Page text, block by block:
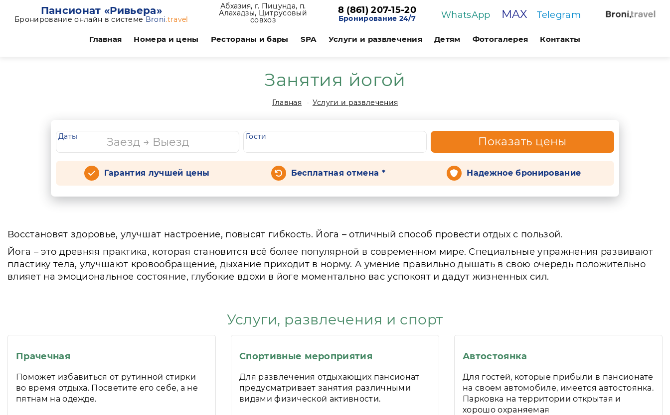
Пансионат «Ривьера»
Бронирование онлайн в системе Broni.travel
Абхазия, г. Пицунда, п.
Алахадзы, Цитрусовый
совхоз
8 (861) 207-15-20
Бронирование 24/7 WhatsApp MAX Telegram
Главная Номера и цены Рестораны и бары SPA Услуги и развлечения Детям Фотогалерея Контакты
Занятия йогой
Главная Услуги и развлечения
Даты Гости Показать цены
Гарантия лучшей цены Бесплатная отмена * Надежное бронирование
Восстановят здоровье, улучшат настроение, повысят гибкость. Йога – отличный способ провести отдых с пользой.
Йога – это древняя практика, которая становится всё более популярной в современном мире. Специальные упражнения развивают
пластику тела, улучшают кровообращение, дыхание приходит в норму. А умение правильно дышать в свою очередь положительно
влияет на эмоциональное состояние, глубокие вдохи в йоге моментально вас успокоят и дадут жизненных сил.
Услуги, развлечения и спорт
Прачечная
Поможет избавиться от рутинной стирки
во время отдыха. Посветите его себе, а не
пятнам на одежде.
Спортивные мероприятия
Для развлечения отдыхающих пансионат
предусматривает занятия различными
видами физической активности.
Автостоянка
Для гостей, которые прибыли в пансионате
на своем автомобиле, имеется автостоянка.
Парковка на территории открытая и
хорошо охраняемая